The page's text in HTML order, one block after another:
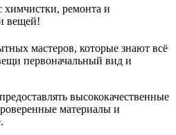
химчистки, ремонта и
вещей!
мастеров, которые знают всё
первоначальный вид и
высококачественные
материалы и